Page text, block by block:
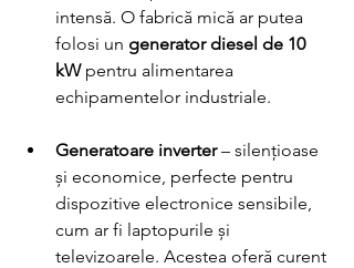
intensă. O fabrică mică ar putea
folosi un generator diesel de 10
kW pentru alimentarea
echipamentelor industriale.
Generatoare inverter – silențioase
și economice, perfecte pentru
dispozitive electronice sensibile,
cum ar fi laptopurile și
televizoarele. Acestea oferă curent